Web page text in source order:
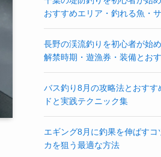
おすすめエリア・釣れる魚・
長野の渓流釣りを初心者が始
解禁時期・遊漁券・装備とお
バス釣り8月の攻略法とおすす
ドと実践テクニック集
エギング8月に釣果を伸ばすコ
カを狙う最適な方法